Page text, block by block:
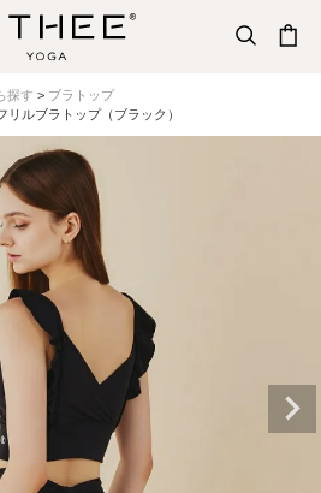
探す
ブラトップ
リルブラトップ（ブラック）